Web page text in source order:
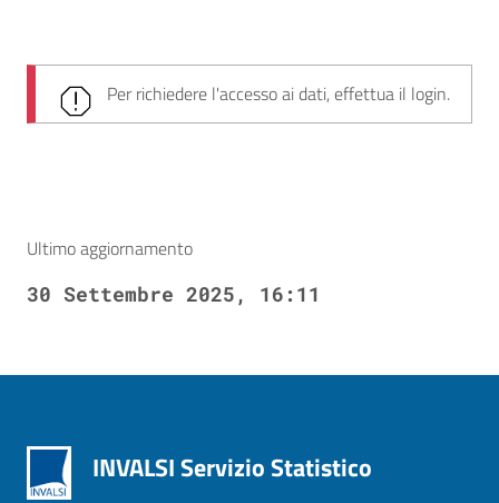
Per richiedere l'accesso ai dati, effettua il login.
Ultimo aggiornamento
30 Settembre 2025, 16:11
INVALSI Servizio Statistico